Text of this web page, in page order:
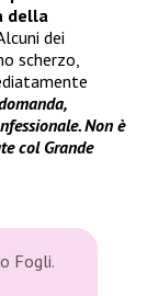
della
dei
scherzo,
Non è
col Grande
Fogli.